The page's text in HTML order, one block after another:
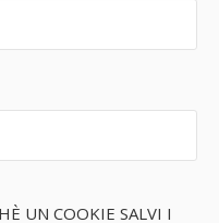
UN COOKIE SALVI I